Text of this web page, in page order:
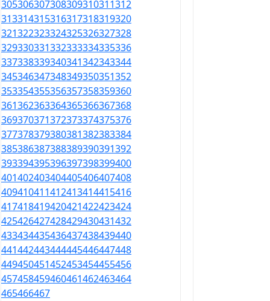
305306307308309310311312
313314315316317318319320
321322323324325326327328
329330331332333334335336
337338339340341342343344
345346347348349350351352
353354355356357358359360
361362363364365366367368
369370371372373374375376
377378379380381382383384
385386387388389390391392
393394395396397398399400
401402403404405406407408
409410411412413414415416
417418419420421422423424
425426427428429430431432
433434435436437438439440
441442443444445446447448
449450451452453454455456
457458459460461462463464
465466467